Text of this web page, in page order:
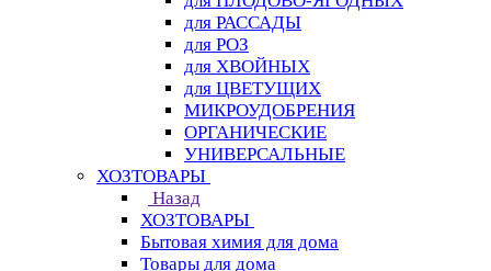
для РАССАДЫ
для РОЗ
для ХВОЙНЫХ
для ЦВЕТУЩИХ
МИКРОУДОБРЕНИЯ
ОРГАНИЧЕСКИЕ
УНИВЕРСАЛЬНЫЕ
ХОЗТОВАРЫ
Назад
ХОЗТОВАРЫ
Бытовая химия для дома
Товары для дома